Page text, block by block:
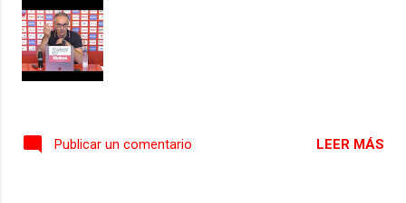
Publicar un comentario LEER MÁS